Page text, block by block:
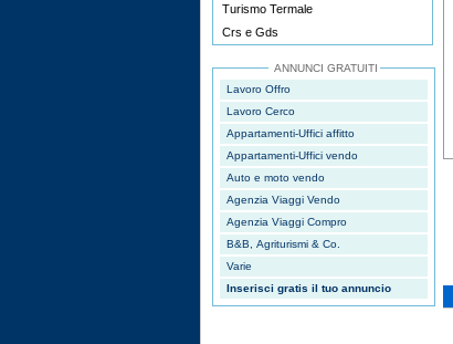
Turismo Termale
Crs e Gds
ANNUNCI GRATUITI
Lavoro Offro
Lavoro Cerco
Appartamenti-Uffici affitto
Appartamenti-Uffici vendo
Auto e moto vendo
Agenzia Viaggi Vendo
Agenzia Viaggi Compro
B&B, Agriturismi & Co.
Varie
Inserisci gratis il tuo annuncio